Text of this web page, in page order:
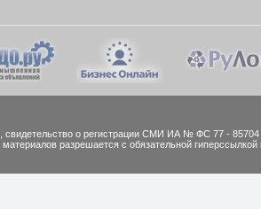
cвидетельство о регистрации СМИ ИА № ФС 77 - 85704
разрешается с обязательной гиперссылкой